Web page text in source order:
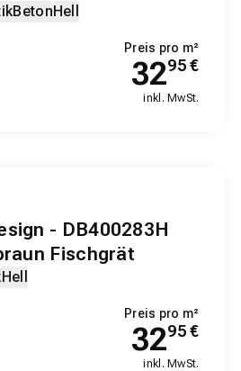
BetonHell
Preis pro m²
3295€
inkl. MwSt.
- DB400283H
Fischgrät
Hell
Preis pro m²
3295€
inkl. MwSt.